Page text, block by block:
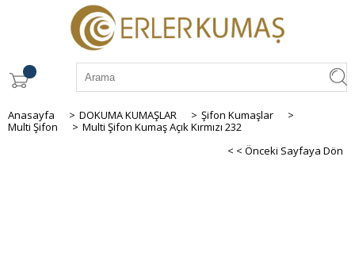
Anasayfa > DOKUMA KUMAŞLAR > Şifon Kumaşlar
>
Multi Şifon
> Multi Şifon Kumaş Açık Kırmızı 232
< < Önceki Sayfaya Dön